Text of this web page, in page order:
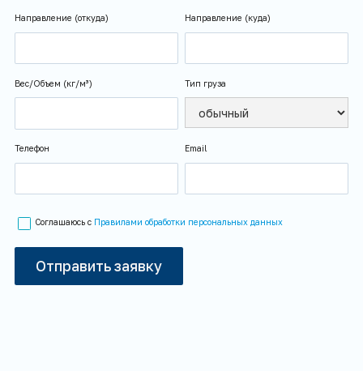
Направление (откуда) Направление (куда)
Вес/Объем (кг/м³) Тип груза
Телефон Email
Соглашаюсь с Правилами обработки персональных данных